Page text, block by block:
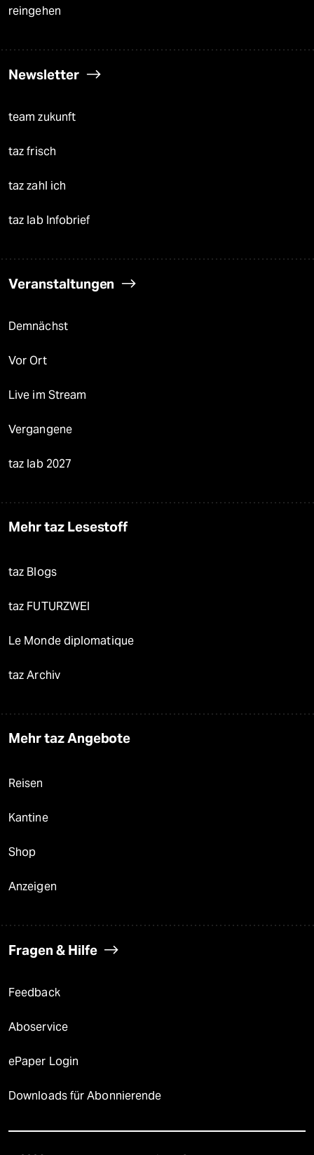
reingehen
Newsletter
team zukunft
taz frisch
taz zahl ich
taz lab Infobrief
Veranstaltungen
Demnächst
Vor Ort
Live im Stream
Vergangene
taz lab 2027
Mehr taz Lesestoff
taz Blogs
taz FUTURZWEI
Le Monde diplomatique
taz Archiv
Mehr taz Angebote
Reisen
Kantine
Shop
Anzeigen
Fragen & Hilfe
Feedback
Aboservice
ePaper Login
Downloads für Abonnierende